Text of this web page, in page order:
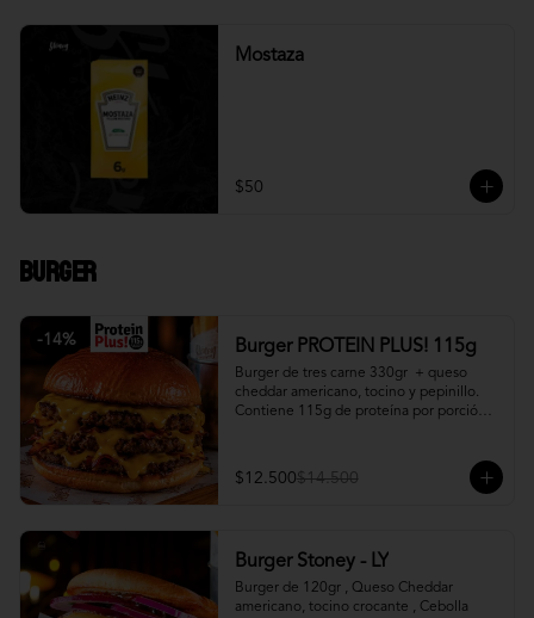
Mostaza
$50
Burger
-14% Burger PROTEIN PLUS! 115g
Burger de tres carne 330gr  + queso
cheddar americano, tocino y pepinillo.
Contiene 115g de proteína por porción.
$12.500$14.500
Burger Stoney - LY
Burger de 120gr , Queso Cheddar
americano, tocino crocante , Cebolla